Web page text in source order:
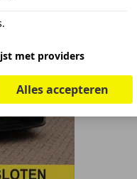
met providers
Alles accepteren